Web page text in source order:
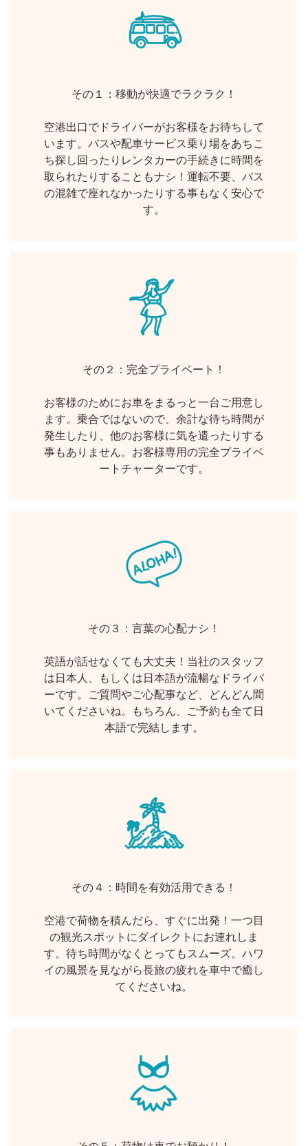
その１：移動が快適でラクラク！
空港出口でドライバーがお客様をお待ちして
います。バスや配車サービス乗り場をあちこ
ち探し回ったりレンタカーの手続きに時間を
取られたりすることもナシ！運転不要、バス
の混雑で座れなかったりする事もなく安心で
す。
その２：完全プライベート！
お客様のためにお車をまるっと一台ご用意し
ます。乗合ではないので、余計な待ち時間が
発生したり、他のお客様に気を遣ったりする
事もありません。お客様専用の完全プライベ
ートチャーターです。
その３：言葉の心配ナシ！
英語が話せなくても大丈夫！当社のスタッフ
は日本人、もしくは日本語が流暢なドライバ
ーです。ご質問やご心配事など、どんどん聞
いてくださいね。もちろん、ご予約も全て日
本語で完結します。
その４：時間を有効活用できる！
空港で荷物を積んだら、すぐに出発！一つ目
の観光スポットにダイレクトにお連れしま
す。待ち時間がなくとってもスムーズ。ハワ
イの風景を見ながら長旅の疲れを車中で癒し
てくださいね。